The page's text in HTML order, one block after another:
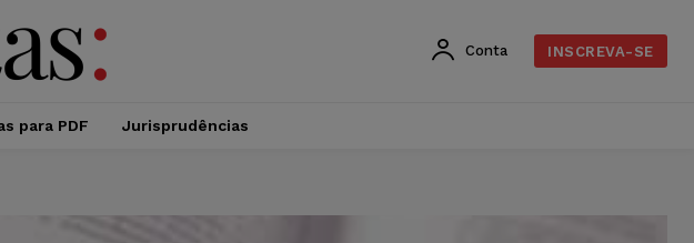
Conta INSCREVA-SE
para PDF Jurisprudências